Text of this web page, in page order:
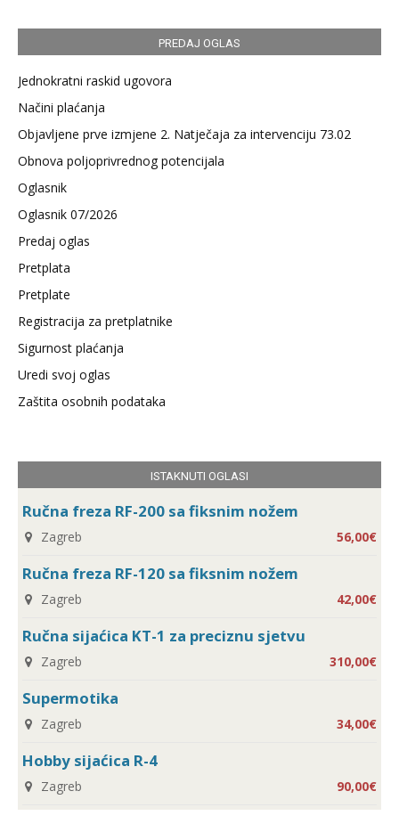
PREDAJ OGLAS
Jednokratni raskid ugovora
Načini plaćanja
Objavljene prve izmjene 2. Natječaja za intervenciju 73.02
Obnova poljoprivrednog potencijala
Oglasnik
Oglasnik 07/2026
Predaj oglas
Pretplata
Pretplate
Registracija za pretplatnike
Sigurnost plaćanja
Uredi svoj oglas
Zaštita osobnih podataka
ISTAKNUTI OGLASI
Ručna freza RF-200 sa fiksnim nožem
Zagreb 56,00€
Ručna freza RF-120 sa fiksnim nožem
Zagreb 42,00€
Ručna sijaćica KT-1 za preciznu sjetvu
Zagreb 310,00€
Supermotika
Zagreb 34,00€
Hobby sijaćica R-4
Zagreb 90,00€